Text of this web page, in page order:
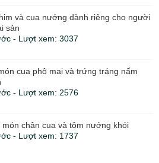
và cua nướng dành riêng cho người
sản
- Lượt xem: 3037
cua phô mai và trứng tráng nấm
- Lượt xem: 2576
món chân cua và tôm nướng khói
- Lượt xem: 1737